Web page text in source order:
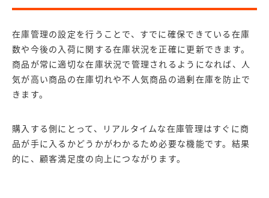
在庫管理の設定を行うことで、すでに確保できている在庫
数や今後の入荷に関する在庫状況を正確に更新できます。
商品が常に適切な在庫状況で管理されるようになれば、人
気が高い商品の在庫切れや不人気商品の過剰在庫を防止で
きます。
購入する側にとって、リアルタイムな在庫管理はすぐに商
品が手に入るかどうかがわかるため必要な機能です。結果
的に、顧客満足度の向上につながります。